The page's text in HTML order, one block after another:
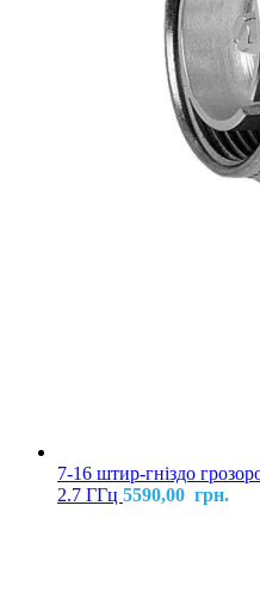
7-16 штир-гніздо
2.7 ГГц 5590,00 грн.